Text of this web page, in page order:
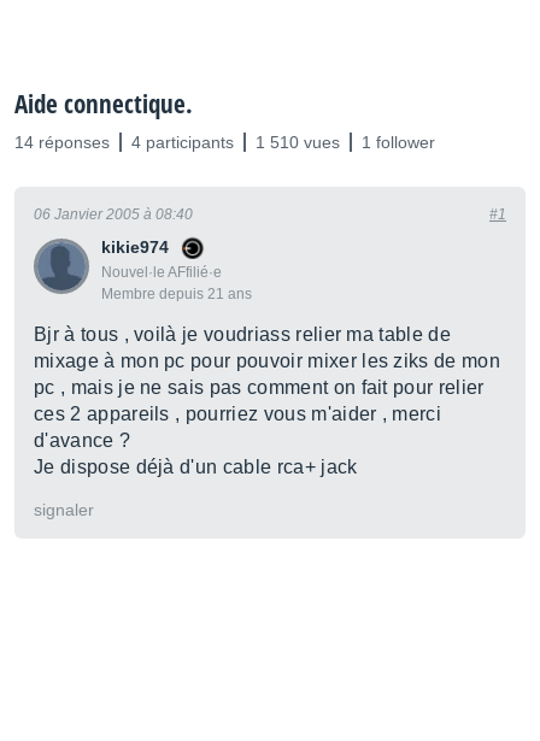
Aide connectique.
14 réponses 4 participants 1 510 vues 1 follower
kikie974
Nouvel·le AFfilié·e
Membre depuis 21 ans
06 Janvier 2005 à 08:40 #1
Bjr à tous , voilà je voudriass relier ma table de
mixage à mon pc pour pouvoir mixer les ziks de mon
pc , mais je ne sais pas comment on fait pour relier
ces 2 appareils , pourriez vous m'aider , merci
d'avance ?
Je dispose déjà d'un cable rca+ jack
signaler